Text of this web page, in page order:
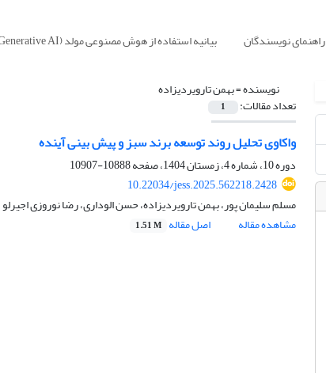
راهنمای نویسندگان بیانیه استفاده از هوش مصنوعی مولد (Generative AI)
نویسنده =بهمن تارویردیزاده
تعداد مقالات: 1
واکاوی تحلیل روند توسعه برند سبز و پیش بینی آینده
دوره 10، شماره 4، زمستان 1404، صفحه
10888-10907
10.22034/jess.2025.562218.2428
مسلم سلیمان پور، بهمن تارویردیزاده، حسن الوداری، رضا نوروزی اجیرلو
مشاهده مقاله
اصل مقاله 1.51 M